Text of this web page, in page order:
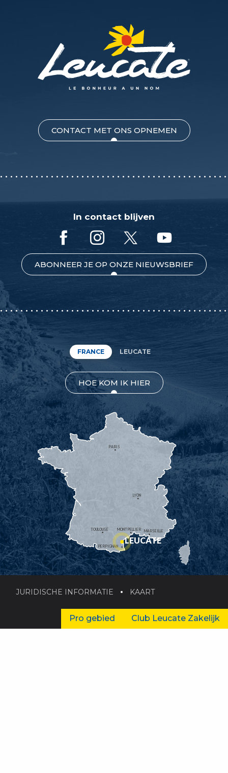
CONTACT MET ONS OPNEMEN
In contact blijven
ABONNEER JE OP ONZE NIEUWSBRIEF
FRANCE LEUCATE
HOE KOM IK HIER
MONTPELLIER
PERPIGNAN
MARSEILLE
TOULOUSE
LYON
PARIS
LEUCATE
JURIDISCHE INFORMATIE KAART
Pro gebied Club Leucate Zakelijk